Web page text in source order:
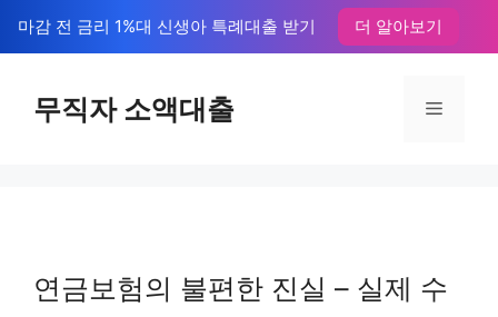
텐
마감 전 금리 1%대 신생아 특례대출 받기 더 알아보기
무직자 소액대출 메
연금보험의 불편한 진실 – 실제 수